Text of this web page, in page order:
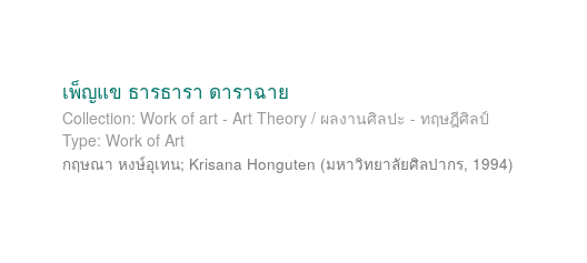
เพ็ญแข ธารธารา ดาราฉาย
Collection: Work of art - Art Theory / ผลงานศิลปะ - ทฤษฎีศิลป์
Type: Work of Art
กฤษณา หงษ์อุเทน; Krisana Honguten (มหาวิทยาลัยศิลปากร, 1994)